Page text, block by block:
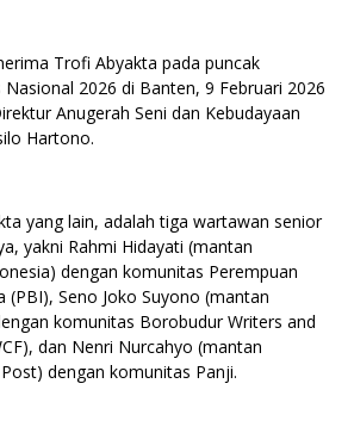
Trofi Abyakta pada puncak
2026 di Banten, 9 Februari 2026
Anugerah Seni dan Kebudayaan
Hartono.
yang lain, adalah tiga wartawan senior
yakni Rahmi Hidayati (mantan
dengan komunitas Perempuan
(PBI), Seno Joko Suyono (mantan
komunitas Borobudur Writers and
dan Nenri Nurcahyo (mantan
dengan komunitas Panji.